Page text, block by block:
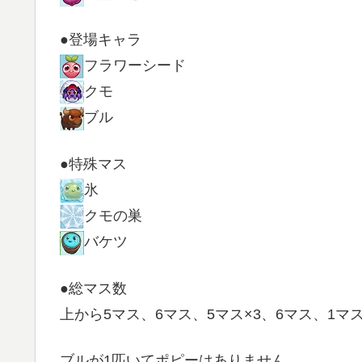
●登場キャラ
フラワーシード
クモ
ブル
●特殊マス
氷
クモの巣
バケツ
●総マス数
上から5マス、6マス、5マス×3、6マス、1マ